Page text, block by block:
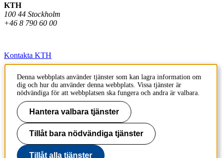
KTH
100 44 Stockholm
+46 8 790 60 00
Kontakta KTH
Jobba på KTH
Press och media
Faktura och betalning KTH
Om KTH:s webbplatser
Tillgänglighetsredogörelse
Denna webbplats använder tjänster som kan lagra information om
dig och hur du använder denna webbplats. Vissa tjänster är
nödvändiga för att webbplatsen ska fungera och andra är valbara.
Hantera valbara tjänster
Tillåt bara nödvändiga tjänster
Tillåt alla tjänster